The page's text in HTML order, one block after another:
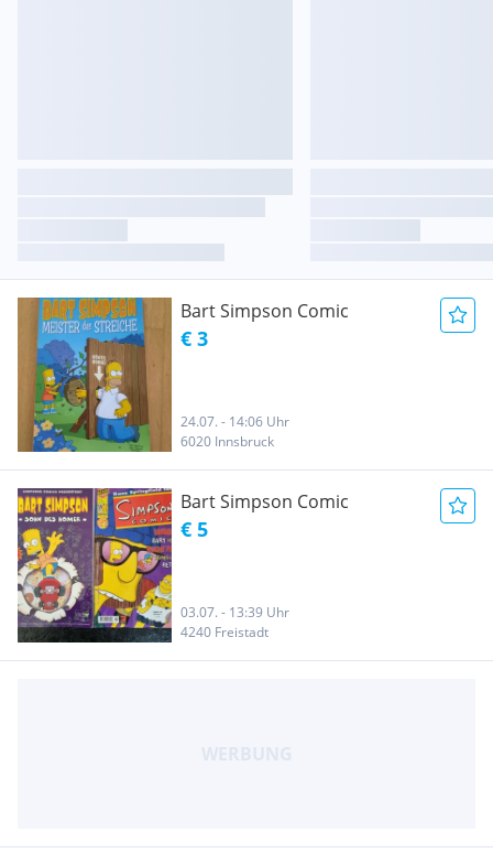
Bart Simpson Comic
€ 3
24.07. - 14:06 Uhr
6020 Innsbruck
Bart Simpson Comic
€ 5
03.07. - 13:39 Uhr
4240 Freistadt